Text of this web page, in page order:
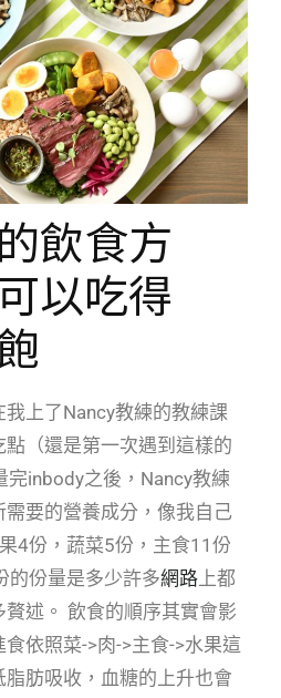
飲食方
以吃得
上了Nancy教練的教練課
（還是第一次遇到這樣的
完inbody之後，Nancy教練
要的營養成分，像我自己
4份，蔬菜5份，主食11份
的份量是多少許多網路 上都
述。 飲食的順序其實會影
依照菜->肉->主食->水果這
肪吸收，血糖的上升也會